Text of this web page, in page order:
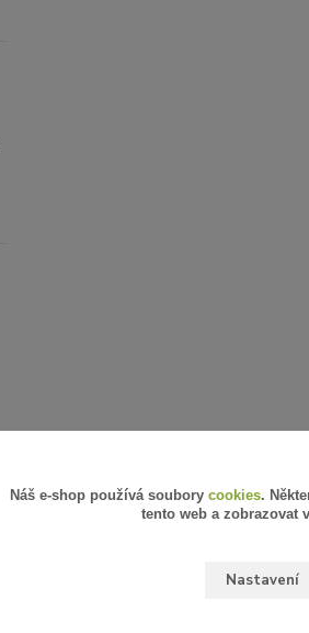
Náš e-shop používá soubory cookies.
tento web a zobrazovat
Nastavení